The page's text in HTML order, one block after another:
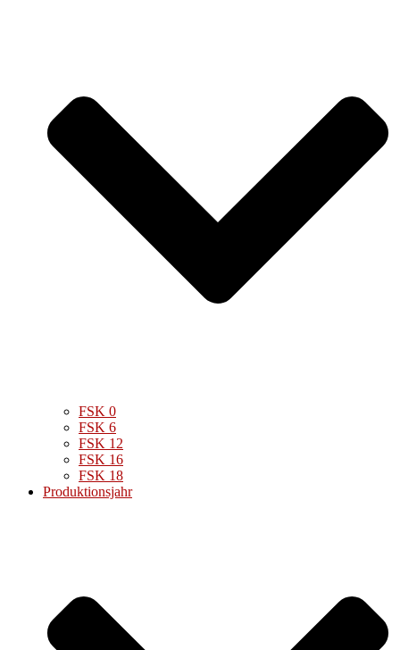
FSK 0
FSK 6
FSK 12
FSK 16
FSK 18
Produktionsjahr